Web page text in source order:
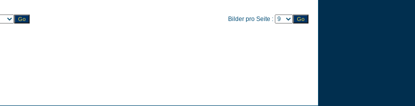
Bilder pro Seite :